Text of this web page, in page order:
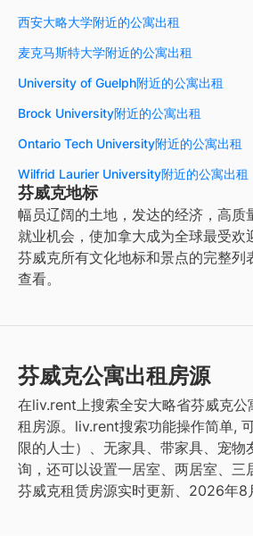
西安大略大学附近的公寓出租
麦克马斯特大学附近的公寓出租
University of Guelph附近的公寓出租
Brock University附近的公寓出租
Ontario Tech University附近的公寓出租
Wilfrid Laurier University附近的公寓出租
芬威克地标
幅员辽阔的土地，发达的经济，高质
就业机会，使加拿大成为全球最受
芬威克所有文化地标和景点的完整列
查看。
芬威克公寓出租房源
在liv.rent上搜索全安大略省芬威克
租房源。liv.rent搜索功能操作简单,
限的人士）、无家具、带家具、宠物
询，还可以设置一居室、两居室、三
芬威克租赁房源实时更新、2026年8